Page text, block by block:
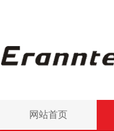
网站首页